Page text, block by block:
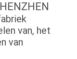
van, het
van